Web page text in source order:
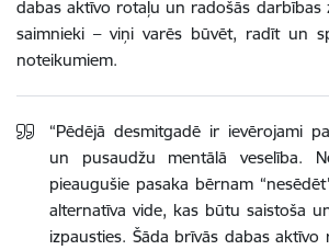
dabas aktīvo rotaļu un radošās darbības
saimnieki – viņi varēs būvēt, radīt un
noteikumiem.
“Pēdējā desmitgadē ir ievērojami
un pusaudžu mentālā veselība.
pieaugušie pasaka bērnam
alternatīva vide, kas būtu saistoša
izpausties. Šāda brīvās dabas aktīvo